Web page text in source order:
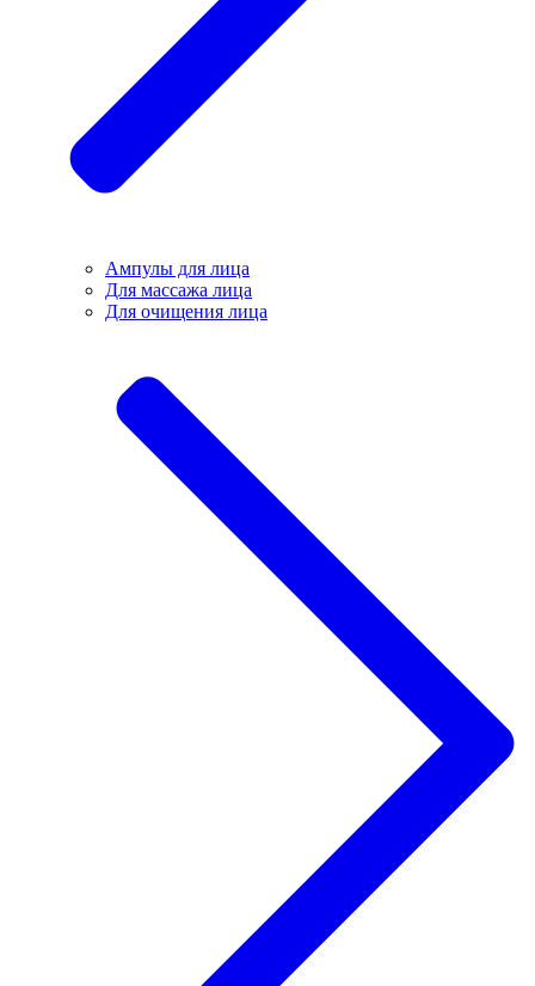
Ампулы для лица
Для массажа лица
Для очищения лица